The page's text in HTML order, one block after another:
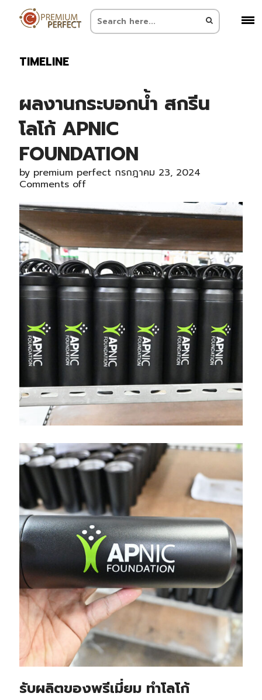
TIMELINE
ผลงานกระบอกน้ำ สกรีน
โลโก้ APNIC
FOUNDATION
by premium perfect กรกฎาคม 23, 2024
Comments off
รับผลิตของพรีเมี่ยม ทำโลโก้